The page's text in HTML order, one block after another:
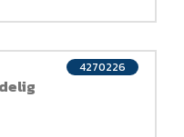
4270226